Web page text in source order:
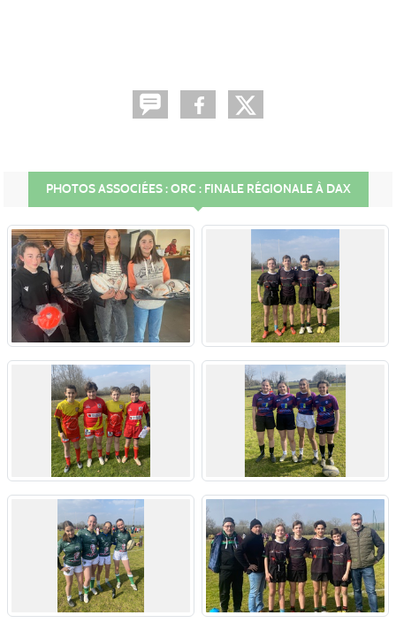
PHOTOS ASSOCIÉES : ORC : FINALE RÉGIONALE À DAX